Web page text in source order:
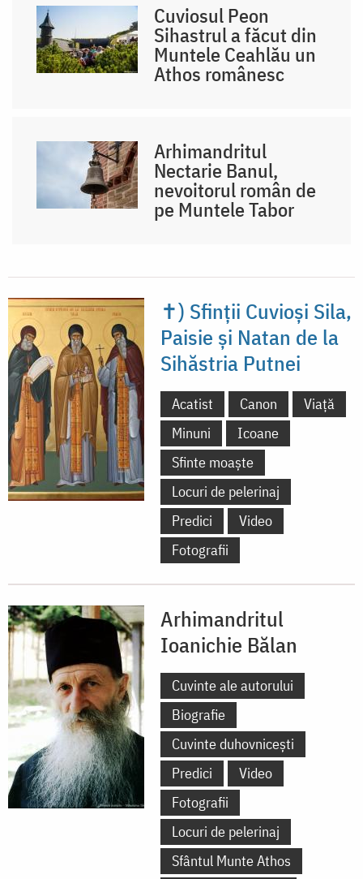
Cuviosul Peon
Sihastrul a făcut din
Muntele Ceahlău un
Athos românesc
Arhimandritul
Nectarie Banul,
nevoitorul român de
pe Muntele Tabor
✝) Sfinții Cuvioși Sila,
Paisie și Natan de la
Sihăstria Putnei
Acatist Canon
Viață
Minuni
Icoane
Sfinte moaște
Locuri de pelerinaj
Predici
Video
Fotografii
Arhimandritul
Ioanichie Bălan
Cuvinte ale autorului
Biografie
Cuvinte duhovnicești
Predici
Video
Fotografii
Locuri de pelerinaj
Sfântul Munte Athos